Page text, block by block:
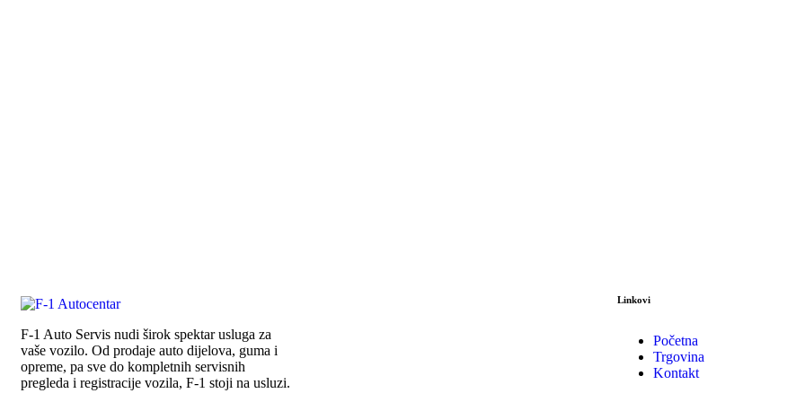
F-1 Auto Servis nudi širok spektar usluga za
vaše vozilo. Od prodaje auto dijelova, guma i
opreme, pa sve do kompletnih servisnih
pregleda i registracije vozila, F-1 stoji na usluzi.
Linkovi
Početna
Trgovina
Kontakt